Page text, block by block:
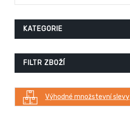
KATEGORIE
FILTR ZBOŽÍ
Výhodné množstevní slevy